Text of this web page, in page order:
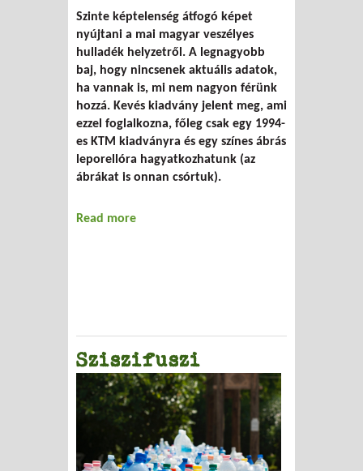
Szinte képtelenség átfogó képet
nyújtani a mai magyar veszélyes
hulladék helyzetről. A legnagyobb
baj, hogy nincsenek aktuális adatok,
ha vannak is, mi nem nagyon férünk
hozzá. Kevés kiadvány jelent meg, ami
ezzel foglalkozna, főleg csak egy 1994-
es KTM kiadványra és egy színes ábrás
leporellóra hagyatkozhatunk (az
ábrákat is onnan csórtuk).
Read more
Sziszifuszi